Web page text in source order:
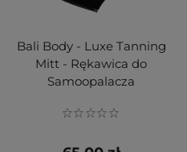
Bali Body - Luxe Tanning
Mitt - Rękawica do
Samoopalacza